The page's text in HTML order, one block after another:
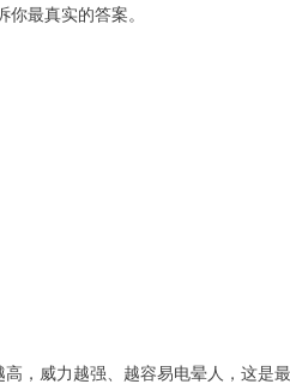
最真实的答案。
，威力越强、越容易电晕人，这是